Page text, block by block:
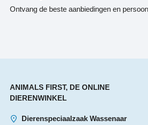
Ontvang de beste aanbiedingen en
ANIMALS FIRST, DE ONLINE
DIERENWINKEL
Dierenspeciaalzaak Wassenaar